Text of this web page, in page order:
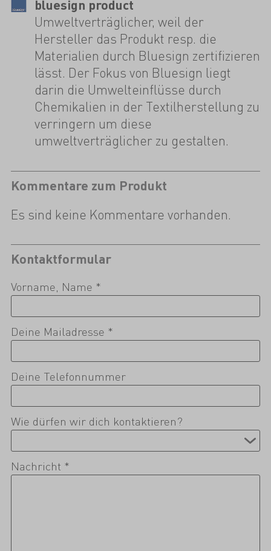
bluesign product
Umweltverträglicher, weil der
Hersteller das Produkt resp. die
Materialien durch Bluesign zertifizieren
lässt. Der Fokus von Bluesign liegt
darin die Umwelteinflüsse durch
Chemikalien in der Textilherstellung zu
verringern um diese
umweltverträglicher zu gestalten.
Kommentare zum Produkt
Es sind keine Kommentare vorhanden.
Kontaktformular
Vorname, Name *
Deine Mailadresse *
Deine Telefonnummer
Wie dürfen wir dich kontaktieren?
Nachricht *